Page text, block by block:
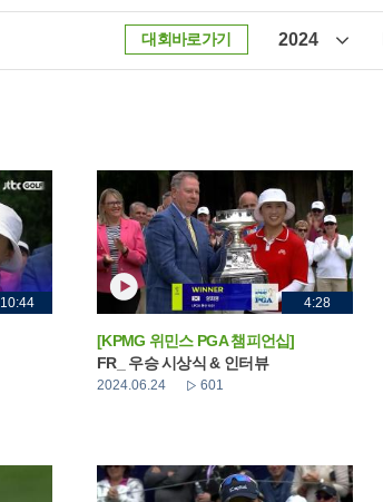
대회바로가기 2024
10:44 4:28
[KPMG 위민스 PGA 챔피언십]
FR_ 우승 시상식 & 인터뷰
2024.06.24 601